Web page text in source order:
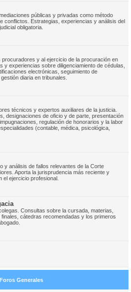
públicas y privadas como método
conflictos. Estrategias, experiencias y análisis del
obligatoria.
y al ejercicio de la procuración en
y experiencias sobre diligenciamiento de cédulas,
electrónicas, seguimiento de
diaria en tribunales.
técnicos y expertos auxiliares de la justicia.
designaciones de oficio y de parte, presentación
regulación de honorarios y la labor
(contable, médica, psicológica,
y análisis de fallos relevantes de la Corte
Aporta la jurisprudencia más reciente y
el ejercicio profesional.
Consultas sobre la cursada, materias,
cátedras recomendadas y los primeros
Foros Generales